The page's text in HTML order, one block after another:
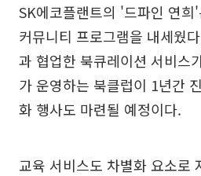
SK에코플랜트의 '드파인 연
커뮤니티 프로그램을 내세웠
과 협업한 북큐레이션 서비스
가 운영하는 북클럽이 1년간
화 행사도 마련될 예정이다.
교육 서비스도 차별화 요소로